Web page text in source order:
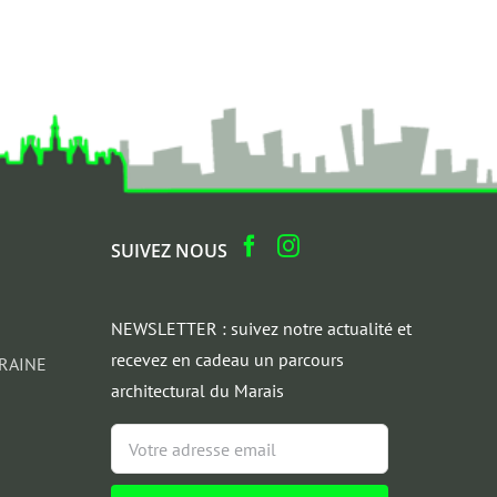
SUIVEZ NOUS
NEWSLETTER : suivez notre actualité et
recevez en cadeau un parcours
architectural du Marais
Email
*